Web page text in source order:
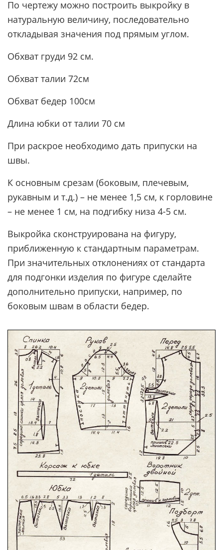
По чертежу можно построить выкройку в
натуральную величину, последовательно
откладывая значения под прямым углом.
Обхват груди 92 см.
Обхват талии 72см
Обхват бедер 100см
Длина юбки от талии 70 см
При раскрое необходимо дать припуски на
швы.
К основным срезам (боковым, плечевым,
рукавным и т.д.) – не менее 1,5 см, к горловине
– не менее 1 см, на подгибку низа 4-5 см.
Выкройка сконструирована на фигуру,
приближенную к стандартным параметрам.
При значительных отклонениях от стандарта
для подгонки изделия по фигуре сделайте
дополнительно припуски, например, по
боковым швам в области бедер.